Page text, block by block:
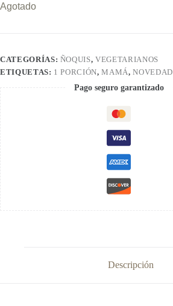
Agotado
CATEGORÍAS: ÑOQUIS,VEGETARIANOS
ETIQUETAS: 1 PORCIÓN,MAMÁ,NOVEDAD
Pago seguro garantizado
Descripción